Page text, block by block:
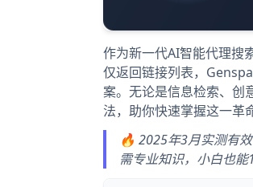
作为新一代AI智能代理搜
仅返回链接列表，
案。无论是信息检索、创
法，助你快速掌握这一革
🔥 2025年3月实测有
需专业知识，小白也能